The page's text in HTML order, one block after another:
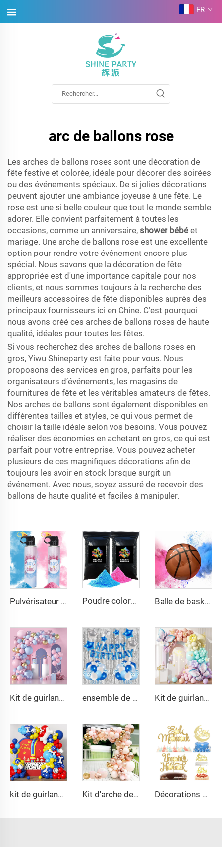
FR
arc de ballons rose
Les arches de ballons roses sont une décoration de
fête festive et colorée, idéale pour décorer des soirées
ou des événements spéciaux. De si jolies décorations
peuvent ajouter une ambiance joyeuse à une fête. Le
rose est une si belle couleur que tout le monde semble
adorer. Elle convient parfaitement à toutes les
occasions, comme un anniversaire, shower bébé et
mariage. Une arche de ballons rose est une excellente
option pour rendre votre événement encore plus
spécial. Nous savons que la décoration de fête
appropriée est d'une importance capitale pour nos
clients, et nous sommes toujours à la recherche des
meilleurs accessoires de fête disponibles auprès des
principaux fournisseurs ici en Chine. C’est pourquoi
nous avons créé ces arches de ballons roses de haute
qualité, idéales pour toutes les fêtes.
Si vous recherchez des arches de ballons roses en
gros, Yiwu Shineparty est faite pour vous. Nous
proposons des services en gros, parfaits pour les
organisateurs d’événements, les magasins de
fournitures de fête et les véritables amateurs de fêtes.
Nos arches de ballons sont également disponibles en
différentes tailles et styles, ce qui vous permet de
choisir la taille idéale selon vos besoins. Vous pouvez
réaliser des économies en achetant en gros, ce qui est
parfait pour votre entreprise. Vous pouvez acheter
plusieurs de ces magnifiques décorations afin de
toujours les avoir en stock lorsque surgit un
événement. Avec nous, soyez assuré de recevoir des
ballons de haute qualité et faciles à manipuler.
Pulvérisateur pour Révélation de Sexe, Poudre Colorée Bleue ou Rose, Vaporisateur pour Révélation de Sexe Garçon ou Fille Poudre colorée pour révélation du sexe, rose et bleue, pour garçon ou fille, décorations de fête Balle de basket pour révélation du sexe garçon ou fille avec poudre, canon à fumée, bombe de fumée pour révélation du sexe
Kit de guirlande de ballons rose et bleu, arc en ballons avec confettis rose, bleu et or, décorations de ballons en latex pour révélation du sexe du bébé, fête prénatale ensemble de 65 pièces pour arche de ballons, rideau en film aluminium motif étoile Joyeux Anniversaire, fournisseur pour décoration de fête d'anniversaire Kit de guirlande d'arche en ballons en latex violet pâle, vert, jaune, rose, orange pastel pour décorations de fête d'anniversaire
kit de guirlande de 152 pièces ballons avec empreintes de pattes et os de chien en aluminium pour baby shower Kit d'arche de ballons rose or, ballons métallisés macaron 4D en feuille pour décorations de remise des diplômes, baby shower, anniversaire, mariage Décorations de fête dorées scintillantes pour Eid, décor de gâteau doré scintillant Umrah Mubarak pour décoration de fête Umrah Hajj